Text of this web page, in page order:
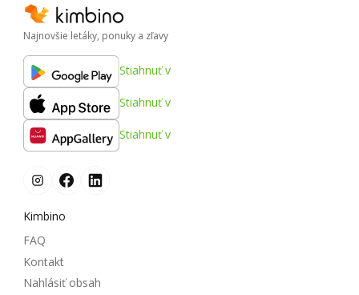
Najnovšie letáky, ponuky a zľavy
Stiahnuť v
Stiahnuť v
Stiahnuť v
Kimbino
FAQ
Kontakt
Nahlásiť obsah